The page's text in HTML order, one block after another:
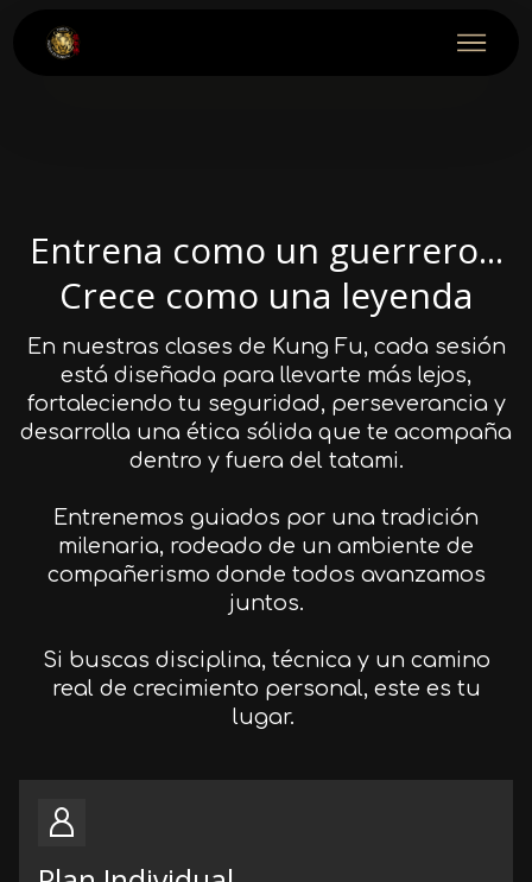
Entrena como un guerrero...
Crece como una leyenda
En nuestras clases de Kung Fu, cada sesión
está diseñada para llevarte más lejos,
fortaleciendo tu seguridad, perseverancia y
desarrolla una ética sólida que te acompaña
dentro y fuera del tatami.
Entrenemos guiados por una tradición
milenaria, rodeado de un ambiente de
compañerismo donde todos avanzamos
juntos.
Si buscas disciplina, técnica y un camino
real de crecimiento personal, este es tu
lugar.